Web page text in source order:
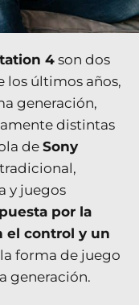
4son dos
los últimos años,
generación,
distintas
de Sony
y juegos
por la
el control y un
forma de juego
generación.